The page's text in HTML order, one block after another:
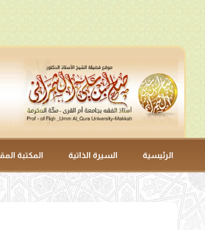
الرئيسية السيرة الذاتية المكتبة